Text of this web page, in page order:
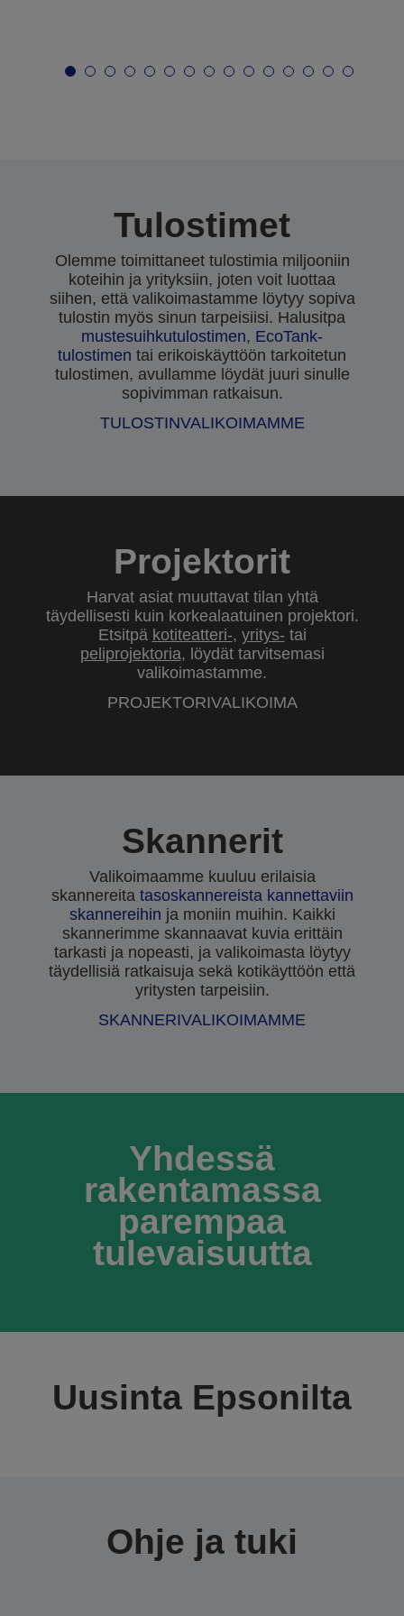
Tulostimet
Olemme toimittaneet tulostimia miljooniin
koteihin ja yrityksiin, joten voit luottaa
siihen, että valikoimastamme löytyy sopiva
tulostin myös sinun tarpeisiisi. Halusitpa
mustesuihkutulostimen, EcoTank-
tulostimen tai erikoiskäyttöön tarkoitetun
tulostimen, avullamme löydät juuri sinulle
sopivimman ratkaisun.
TULOSTINVALIKOIMAMME
Projektorit
Harvat asiat muuttavat tilan yhtä
täydellisesti kuin korkealaatuinen projektori.
Etsitpä kotiteatteri-, yritys- tai
peliprojektoria, löydät tarvitsemasi
valikoimastamme.
PROJEKTORIVALIKOIMA
Skannerit
Valikoimaamme kuuluu erilaisia
skannereita tasoskannereista kannettaviin
skannereihin ja moniin muihin. Kaikki
skannerimme skannaavat kuvia erittäin
tarkasti ja nopeasti, ja valikoimasta löytyy
täydellisiä ratkaisuja sekä kotikäyttöön että
yritysten tarpeisiin.
SKANNERIVALIKOIMAMME
Yhdessä
rakentamassa
parempaa
tulevaisuutta
Uusinta Epsonilta
Ohje ja tuki